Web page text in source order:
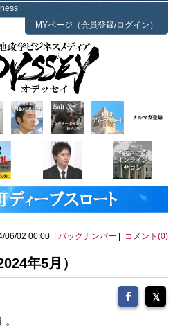
MYページ（会員登録/ログイン）
06/02 00:00 | バックナンバー コメント(0)
年5月）